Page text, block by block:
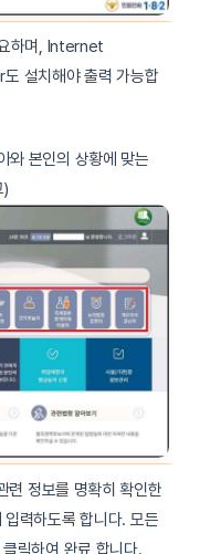
하며, Internet
설치해야 출력 가능합
와 본인의 상황에 맞는
)
련 정보를 명확히 확인한
력하도록 합니다. 모든
클릭하여 완료 합니다.